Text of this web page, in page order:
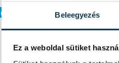
Beleegyezés
Ez a weboldal sütiket
nemzeti összetartozás napja